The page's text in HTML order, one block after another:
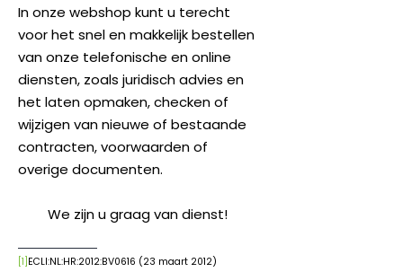
In onze webshop kunt u terecht
voor het snel en makkelijk bestellen
van onze telefonische en online
diensten, zoals juridisch advies en
het laten opmaken, checken of
wijzigen van nieuwe of bestaande
contracten, voorwaarden of
overige documenten.
We zijn u graag van dienst!
[1] ECLI:NL:HR:2012:BV0616 (23 maart 2012)